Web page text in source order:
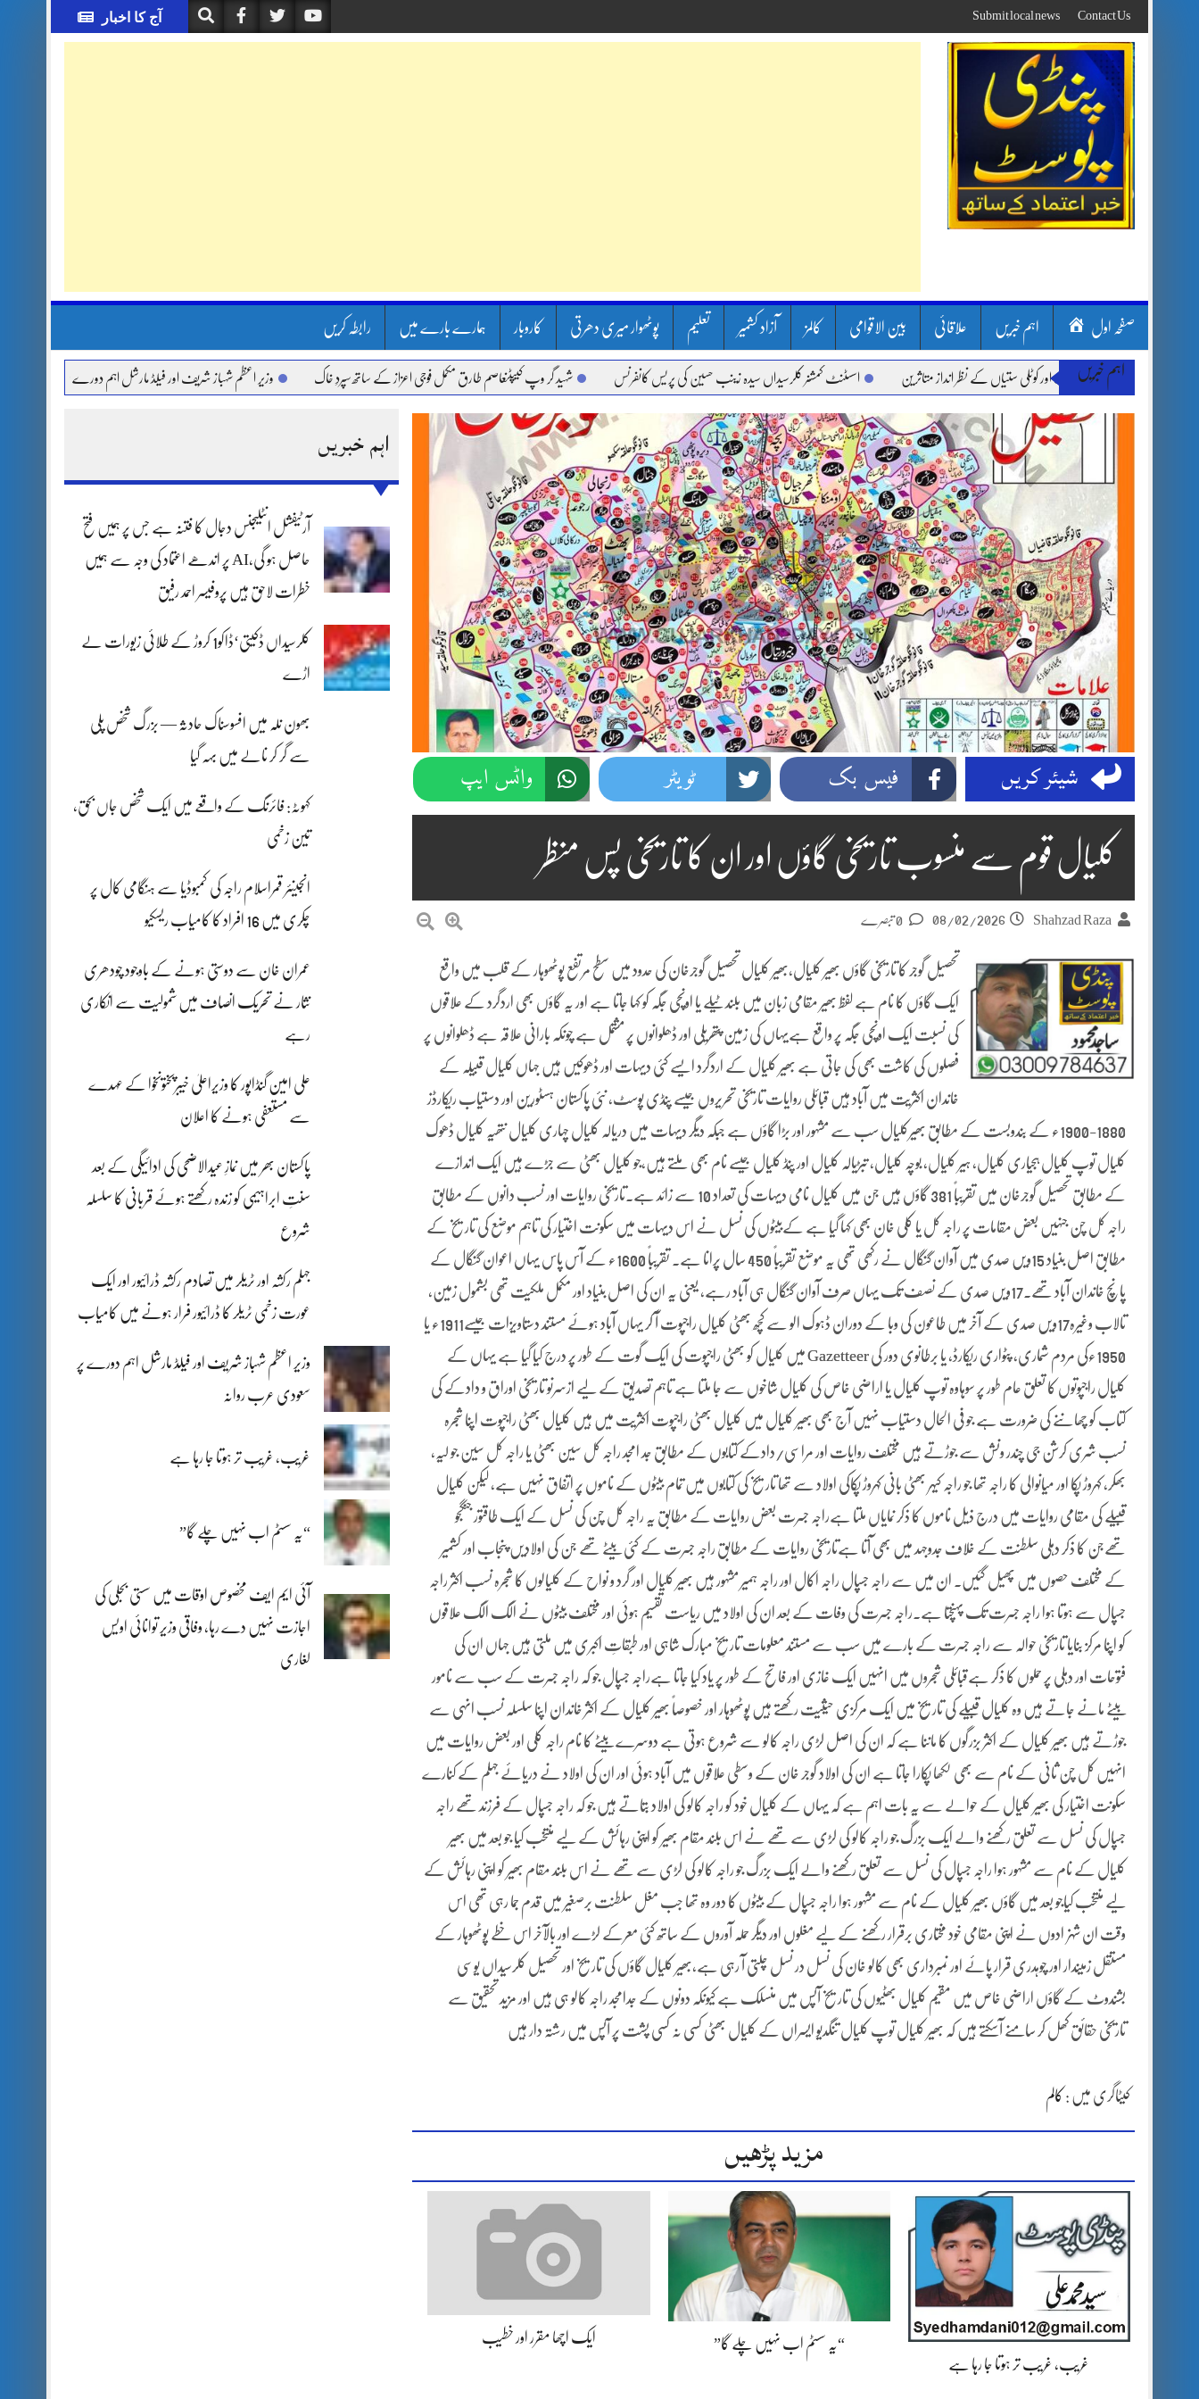
to
content
آج کا اخبار Contact Us
Submit local news
صفحہ اول اہم خبریں علاقائی بین الاقوامی کالمز آزاد کشمیر تعلیم پوٹھوار میری دھرتی کاروبار ہمارے بارے میں رابطہ کریں
اہم خبریں
لینڈ سلائیڈنگ اور کوٹلی ستیاں کے نظر انداز متاثرین اسسٹنٹ کمشنر کلرسیداں سیدہ زینب حسین کی پریس کانفرنس شہید گر وپ کیپٹنعاصم طارق مکمل فوجی اعزاز کے ساتھ سپردِ خاک وزیر اعظم شہباز شریف اور فیلڈ مارشل اہم دورے پر سعودی عرب روانہ
اہم خبریں
آرٹیفشل انٹلیجنس دجال کا فتنہ ہے جس پر ہمیں فتح
حاصل ہو گی،AI پر اندھے اعتماد کی وجہ سے ہمیں
خطرات لاحق ہیں پروفیسر احمد رفیق
کلرسیداں ڈکیتی‘ڈاکو1 کروڑ کے طلائی زیورات لے
اڑے
بھون نلہ میں افسوسناک حادثہ — بزرگ شخص پلی
سے گر کر نالے میں بہہ گیا
کہوٹہ: فائرنگ کے واقعے میں ایک شخص جاں بحق،
تین زخمی
انجینئر قمراسلام راجہ کی کمبوڈیا سے ہنگامی کال پر
چکری میں 16 افراد کا کامیاب ریسکیو
عمران خان سے دوستی ہونے کے باوجود چودھری
نثار نے تحریک انصاف میں شمولیت سے انکاری
رہے
علی امین گنڈاپور کا وزیراعلیٰ خیبرپختونخوا کے عہدے
سے مستعفی ہونے کا اعلان
پاکستان بھر میں نمازِ عیدالاضحی کی ادائیگی کے بعد
سنتِ ابراہیمی کو زندہ رکھتے ہوئے قربانی کا سلسلہ
شروع
جہلم رکشہ اور ٹریلر میں تصادم رکشہ ڈرائیور اور ایک
عورت زخمی ٹریلر کا ڈرائیور فرار ہونے میں کامیاب
وزیر اعظم شہباز شریف اور فیلڈ مارشل اہم دورے پر
سعودی عرب روانہ
غریب، غریب تر ہوتا جا رہا ہے
“یہ سسٹم اب نہیں چلے گا”
آئی ایم ایف مخصوص اوقات میں سستی بجلی کی
اجازت نہیں دے رہا، وفاقی وزیر توانائی اویس
لغاری
شیئر کریں فیس بک ٹویٹر واٹس ایپ
کلیال قوم سے منسوب تاریخی گاؤں اور ان کا تاریخی پس منظر
Shahzad Raza
08/02/2026
تحصیل گوجر کا تاریخی گاؤں بھیر کلیال،بھیر کلیال تحصیل گوجرخان کی حدود میں سطح مرتفع پوٹھوہار کے قلب میں واقع
ایک گاؤں کا نام ہے لفظ بھیر مقامی زبان میں بلند ٹیلے یا اونچی جگہ کو کہا جاتا ہے اور یہ گاؤں بھی اردگرد کے علاقوں
کی نسبت ایک اونچی جگہ پر واقع ہےیہاں کی زمین پتھریلی اور ڈھلوانوں پر مشتمل ہے چونکہ بارانی علاقہ ہے ڈھلوانوں پر
فصلوں کی کاشت بھی کی جاتی ہے بھیر کلیال کے اردگرد ایسے کئی دیہات اور ڈھوکیں ہیں جہاں کلیال قبیلہ کے
خاندان اکثریت میں آباد ہیں قبائلی روایات تاریخی تحریروں جیسے پنڈی پوسٹ، نئی پاکستان ہسٹورین اور دستیاب ریکارڈز
1880-1900ء کے بندوبست کے مطابق بھیرکلیال سب سے مشہور اور بڑا گاؤں ہے جبکہ دیگر دیہات میں دریالہ کلیال چہاری کلیال نتھیہ کلیال ڈھوک
کلیال توپ کلیال ہجیاری کلیال، ہیر کلیال، بوچہ کلیال، تبڑیالہ کلیال اور پنڈ کلیال جیسے نام بھی ملتے ہیں،جو کلیال بھٹی سے جڑے ہیں ایک اندازے
کے مطابق تحصیل گوجرخان میں تقریباً 381 گاؤں ہیں جن میں کلیال نامی دیہات کی تعداد 10 سے زائد ہے۔تاریخی روایات اور نسب دانوں کے مطابق
راجہ کل چن جنہیں بعض مقامات پر راجہ کل یا کلی خان بھی کہا گیا ہے کےبیٹوں کی نسل نے اس دیہات میں سکونت اختیار کی تاہم موضع کی تاریخ کے
مطابق اصل بنیاد 15ویں صدی میں آوان گنگال نے رکھی تھی یہ موضع تقریباً 450 سال پرانا ہے۔ تقریباً 1600ء کے آس پاس یہاں اعوان گنگال کے
پانچ خاندان آباد تھے۔17ویں صدی کے نصف تک یہاں صرف آوان گنگال ہی آباد رہے، یعنی یہ ان کی اصل بنیاد اور مکمل ملکیت تھی بشمول زمین،
تالاب وغیرہ17ویں صدی کے آخر میں طاعون کی وبا کے دوران ڈہوک الو سے کچھ بھٹی کلیال راجپوت آ کر یہاں آباد ہوئے مستند دستاویزات جیسے1911ء یا
1950ءکی مردم شماری، پٹواری ریکارڈ، یا برطانوی دور کی Gazetteer میں کلیال کو بھٹی راجپوت کی ایک گوت کے طور پر درج کیا گیا ہے یہاں کے
کلیال راجپوتوں کا تعلق عام طور پر سوہاوہ توپ کلیال یا اراضی خاص کی کلیال شاخوں سے جا ملتا ہے تاہم تصدیق کے لیے ازسرنو تاریخی اوراق و دادکے کی
کتاب کو چھاننے کی ضرورت ہے جو فی الحال دستیاب نہیں آج بھی بھیر کلیال میں کلیال بھٹی راجپوت اکثریت میں ہیں کلیال بھٹی راجپوت اپنا شجرہ
نسب شری کرشن جی چندر ونش سے جوڑتے ہیں مختلف روایات اور مراسی/دادکے کتابوں کے مطابق جد امجد راجہ کل سین بھٹی یا راجہ کل سین جو لیہ،
بھکر، کہروڑ پکا اور میانوالی کا راجہ تھا جو راجہ کیہر بھٹی بانی کہروڑ پکاکی اولاد سے تھا تاریخ کی کتابوں میں تمام بیٹوں کے ناموں پر اتفاق نہیں ہے، لیکن کلیال
قبیلے کی مقامی روایات میں درج ذیل ناموں کا ذکر نمایاں ملتا ہےراجہ جسرت بعض روایات کے مطابق یہ راجہ کل چن کی نسل کے ایک طاقتور جنگجو
تھےجن کا ذکر دہلی سلطنت کے خلاف جدوجہد میں بھی آتا ہےتاریخی روایات کے مطابق راجہ جسرت کے کئی بیٹے تھے جن کی اولادیں پنجاب اور کشمیر
کے مختلف حصوں میں پھیل گئیں۔ ان میں سے راجہ جسپال راجہ اکال اور راجہ ہمیر مشہور ہیں بھیر کلیال اور گرد و نواح کے کلیالوں کا شجرہ نسب اکثر راجہ
جسپال سے ہوتا ہوا راجہ جسرت تک پہنچتا ہے۔راجہ جسرت کی وفات کے بعد ان کی اولاد میں ریاست تقسیم ہوئی اور مختلف بیٹوں نے الگ الگ علاقوں
کو اپنا مرکز بنایا تاریخی حوالہ سے راجہ جسرت کے بارے میں سب سے مستند معلومات تاریخِ مبارک شاہی اور طبقاتِ اکبری میں ملتی ہیں جہاں ان کی
فتوحات اور دہلی پر حملوں کا ذکر ہےقبائلی شجروں میں انہیں ایک غازی اور فاتح کے طور پر یاد کیا جاتا ہےراجہ جسپال جو کہ راجہ جسرت کے سب سے نامور
بیٹے مانے جاتے ہیں وہ کلیال قبیلے کی تاریخ میں ایک مرکزی حیثیت رکھتے ہیں پوٹھوہار اور خصوصاً بھیر کلیال کے اکثر خاندان اپنا سلسلہ نسب انہی سے
جوڑتے ہیں بھیر کلیال کے اکثر بزرگوں کا ماننا ہے کہ ان کی اصل لڑی راجہ کالو سے شروع ہوتی ہے دوسرے بیٹے کا نام راجہ کلی اور بعض روایات میں
انہیں کل چن ثانی کے نام سے بھی لکھا پکارا جاتا ہے ان کی اولاد گوجر خان کے وسطی علاقوں میں آباد ہوئی اور ان کی اولاد نے دریائے جہلم کے کنارے
سکونت اختیار کی بھیر کلیال کے حوالے سے یہ بات اہم ہے کہ یہاں کے کلیال خود کو راجہ کالو کی اولاد بتاتے ہیں جو کہ راجہ جسپال کے فرزند تھے راجہ
جسپال کی نسل سے تعلق رکھنے والے ایک بزرگ جو راجہ کالو کی لڑی سے تھے نے اس بلند مقام بھیر کو اپنی رہائش کے لیے منتخب کیا جو بعد میں بھیر
کلیال کے نام سے مشہور ہوا راجہ جسپال کی نسل سے تعلق رکھنے والے ایک بزرگ جو راجہ کالو کی لڑی سے تھے نے اس بلند مقام بھیر کو اپنی رہائش کے
لیے منتخب کیاجو بعد میں گاؤں بھیر کلیال کے نام سے مشہور ہوا راجہ جسپال کے بیٹوں کا دور وہ تھا جب مغل سلطنت برصغیر میں قدم جما رہی تھی اس
وقت ان شہزادوں نے اپنی مقامی خود مختاری برقرار رکھنے کے لیے مغلوں اور دیگر حملہ آوروں کے ساتھ کئی معرکے لڑے اور بالآخر اس خطے پوٹھوہار کے
مستقل زمیندار اور چوہدری قرار پائے اور نمبرداری بھی کالو خان کی نسل در نسل چلتی آ رہی ہے،بھیر کلیال گاؤں کی تاریخ اور تحصیل کلرسیداں یوسی
بشندوٹ کے گاؤں اراضی خاص میں مقیم کلیال بھٹیوں کی تاریخ آپس میں منسلک ہے کیونکہ دونوں کے جدامجد راجہ کالو ہی ہیں اور مزید تحقیق سے
تاریخی حقائق کھل کر سامنے آسکتے ہیں کہ بھیر کلیال توپ کلیال تنگدیو ایسراں کے کلیال بھٹی کسی نہ کسی پشت پر آپس میں رشتہ دار ہیں
کیٹاگری میں : کالم
مزید پڑھیں
غریب، غریب تر ہوتا جا رہا ہے
“یہ سسٹم اب نہیں چلے گا” ایک اچھا مقرر اور خطیب